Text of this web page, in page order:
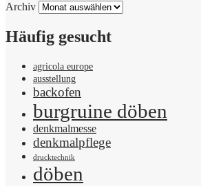
Archiv
Häufig gesucht
agricola europe
ausstellung
backofen
burgruine döben
denkmalmesse
denkmalpflege
drucktechnik
döben